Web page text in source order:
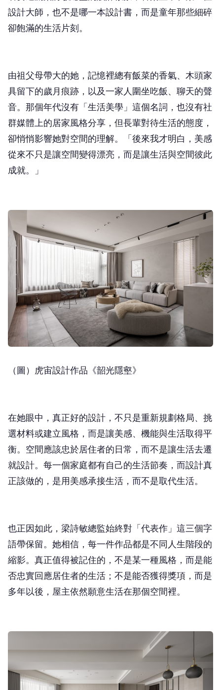
卻飽滿的生活片刻。
具留下的歲月痕跡，以及一家人圍坐吃飯、聊天的聲
音。那個年代沒有「生活美學」這個名詞，也沒有社
群媒體上的居家風格分享，但長輩對待生活的態度，
卻悄悄影響她對空間的理解。「後來我才明白，美感
從來不只是讓空間變得漂亮，而是讓生活與空間彼此
成就。」
選材料或建立風格，而是讓美感、機能與生活取得平
衡。空間應該忠於居住者的日常，而不是讓生活去遷
就設計。每一個家庭都有自己的生活節奏，而設計真
正該做的，是用美感承接生活，而不是取代生活。
語帶保留。她相信，每一件作品都是不同人生階段的
縮影。真正值得被記住的，不是某一種風格，而是能
否忠實回應居住者的生活；不是能否獲得獎項，而是
多年以後，屋主依然願意生活在那個空間裡。